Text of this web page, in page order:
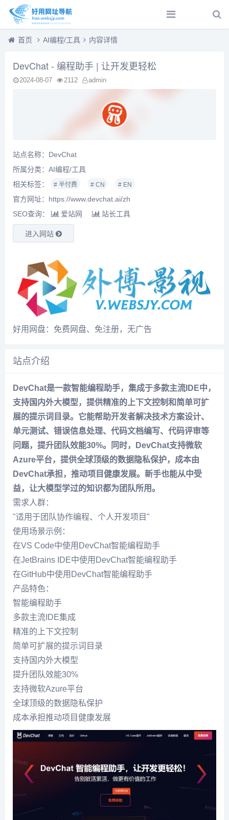
首页 AI编程/工具 内容详情
DevChat - 编程助手 | 让开发更轻松
2024-08-07 2112 admin
站点名称：DevChat
所属分类： AI编程/工具
相关标签：
# 半付费 # CN # EN
官方网址：https://www.devchat.ai/zh
SEO查询：
爱站网 站长工具
进入网站
好用网盘：免费网盘、免注册，无广告
站点介绍
DevChat是一款智能编程助手，集成于多款主流IDE中，
支持国内外大模型，提供精准的上下文控制和简单可扩
展的提示词目录。它能帮助开发者解决技术方案设计、
单元测试、错误信息处理、代码文档编写、代码评审等
问题，提升团队效能30%。同时，DevChat支持微软
Azure平台，提供全球顶级的数据隐私保护，成本由
DevChat承担，推动项目健康发展。新手也能从中受
益，让大模型学过的知识都为团队所用。
需求人群：
"适用于团队协作编程、个人开发项目"
使用场景示例：
在VS Code中使用DevChat智能编程助手
在JetBrains IDE中使用DevChat智能编程助手
在GitHub中使用DevChat智能编程助手
产品特色：
智能编程助手
多款主流IDE集成
精准的上下文控制
简单可扩展的提示词目录
支持国内外大模型
提升团队效能30%
支持微软Azure平台
全球顶级的数据隐私保护
成本承担推动项目健康发展